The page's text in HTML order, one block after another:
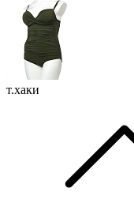
т.хаки